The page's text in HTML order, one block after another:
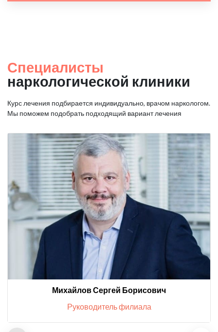
Специалисты
наркологической клиники
Курс лечения подбирается индивидуально, врачом наркологом.
Мы поможем подобрать подходящий вариант лечения
Михайлов Сергей Борисович
Руководитель филиала